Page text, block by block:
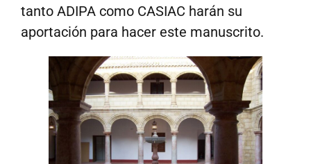
tanto ADIPA como CASIAC harán su
aportación para hacer este manuscrito.